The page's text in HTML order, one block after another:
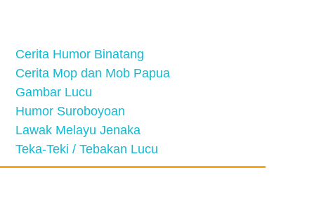
Cerita Humor Binatang
Cerita Mop dan Mob Papua
Gambar Lucu
Humor Suroboyoan
Lawak Melayu Jenaka
Teka-Teki / Tebakan Lucu